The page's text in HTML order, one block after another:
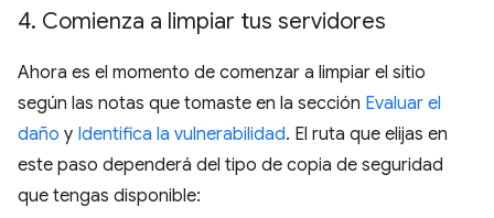
4. Comienza a limpiar tus servidores
Ahora es el momento de comenzar a limpiar el sitio
según las notas que tomaste en la sección Evaluar el
daño y Identifica la vulnerabilidad. El ruta que elijas en
este paso dependerá del tipo de copia de seguridad
que tengas disponible: